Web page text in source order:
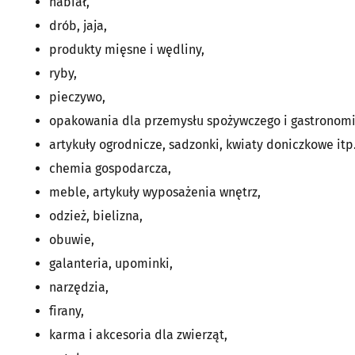
drób, jaja,
produkty mięsne i wędliny,
ryby,
pieczywo,
opakowania dla przemysłu spożywczego i
artykuły ogrodnicze, sadzonki, kwiaty doniczkowe
chemia gospodarcza,
meble, artykuły wyposażenia wnętrz,
odzież, bielizna,
obuwie,
galanteria, upominki,
narzędzia,
firany,
karma i akcesoria dla zwierząt,